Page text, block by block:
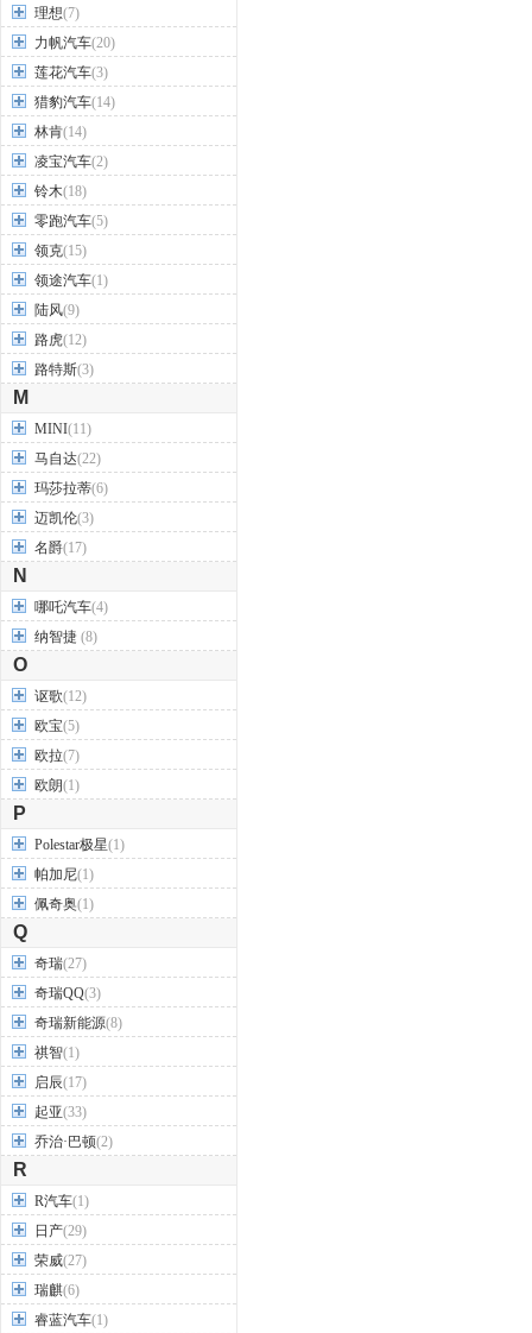
理想(7)
力帆汽车(20)
莲花汽车(3)
猎豹汽车(14)
林肯(14)
凌宝汽车(2)
铃木(18)
零跑汽车(5)
领克(15)
领途汽车(1)
陆风(9)
路虎(12)
路特斯(3)
M
MINI(11)
马自达(22)
玛莎拉蒂(6)
迈凯伦(3)
名爵(17)
N
哪吒汽车(4)
纳智捷 (8)
O
讴歌(12)
欧宝(5)
欧拉(7)
欧朗(1)
P
Polestar极星(1)
帕加尼(1)
佩奇奥(1)
Q
奇瑞(27)
奇瑞QQ(3)
奇瑞新能源(8)
祺智(1)
启辰(17)
起亚(33)
乔治·巴顿(2)
R
R汽车(1)
日产(29)
荣威(27)
瑞麒(6)
睿蓝汽车(1)